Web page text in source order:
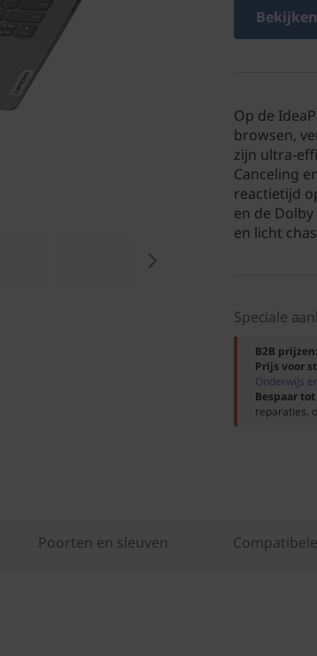
Op de
browsen,
zijn ultra-
Canceling
reactietijd
en de
en licht
Speciale
B2B prijzen:
Prijs voor
Onderwijs
Bespaar
reparaties,
Poorten en sleuven